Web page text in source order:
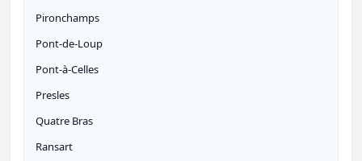
Pironchamps
Pont-de-Loup
Pont-à-Celles
Presles
Quatre Bras
Ransart